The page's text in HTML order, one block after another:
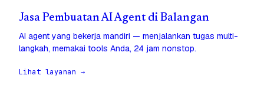
Jasa Pembuatan AI Agent di Balangan
AI agent yang bekerja mandiri — menjalankan tugas multi-
langkah, memakai tools Anda, 24 jam nonstop.
Lihat layanan →